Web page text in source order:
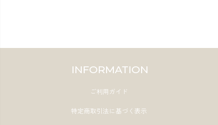
INFORMATION
ご利用ガイド
特定商取引法に基づく表示